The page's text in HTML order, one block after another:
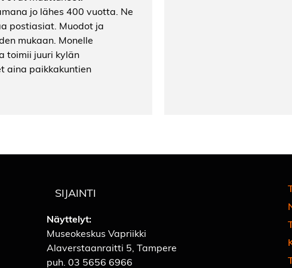
jo lähes 400 vuotta. Ne
postiasiat. Muodot ja
mukaan. Monelle
toimii juuri kylän
aina paikkakuntien
SIJAINTI
Näyttelyt:
Museokeskus Vapriikki
Alaverstaanraitti 5, Tampere
puh.03 5656 6966